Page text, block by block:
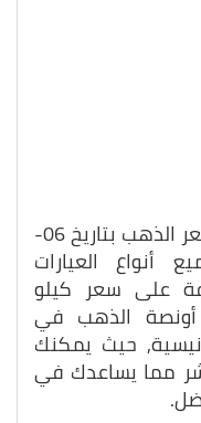
قمنا في هذه الصفحة بعرض سعر الذهب بتاريخ 06-
أنواع العيارات
على سعر كيلو
الذهب في
حيث يمكنك
مما يساعدك في